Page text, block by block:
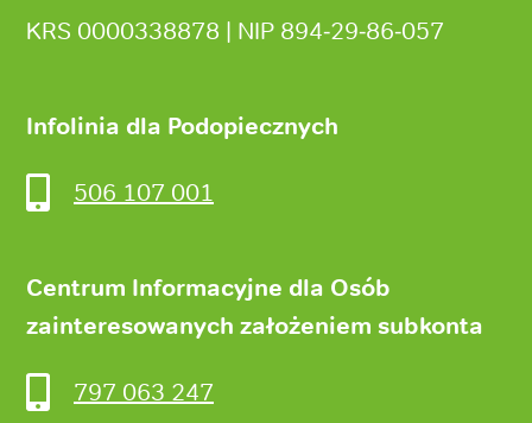
KRS 0000338878 | NIP 894‑29‑86‑057
Infolinia dla Podopiecznych
506 107 001
Centrum Informacyjne dla Osób
zainteresowanych założeniem subkonta
797 063 247